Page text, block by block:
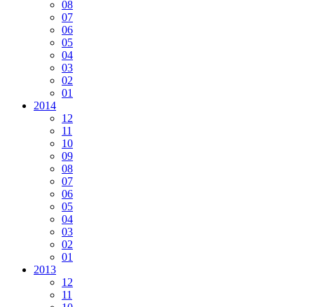
08
07
06
05
04
03
02
01
2014
12
11
10
09
08
07
06
05
04
03
02
01
2013
12
11